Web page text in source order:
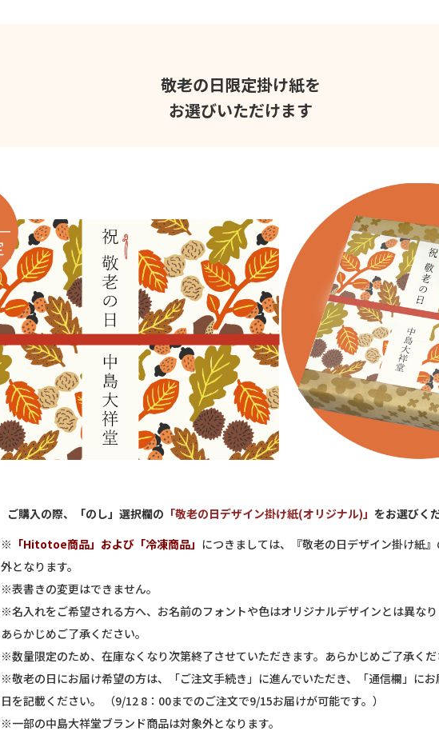
敬老の日限定掛け紙を
お選びいただけます
ご購入の際、「のし」選択欄の 「敬老の日デザイン掛け紙(オリジナル)」 をお選びく
※ 「Hitotoe商品」および「冷凍商品」 につきましては、『敬老の日デザイン掛け紙
外となります。
※表書きの変更はできません。
※名入れをご希望される方へ、お名前のフォントや色はオリジナルデザインとは異なり
あらかじめご了承ください。
※数量限定のため、在庫なくなり次第終了させていただきます。あらかじめご了承くだ
※敬老の日にお届け希望の方は、「ご注文手続き」に進んでいただき、「通信欄」に
日を記載ください。 （9/12 8：00までのご注文で9/15お届けが可能です。）
※一部の中島大祥堂ブランド商品は対象外となります。